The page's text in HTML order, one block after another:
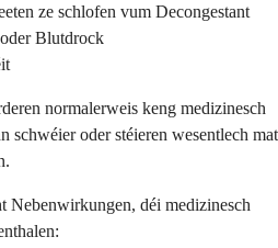
ze schlofen vum Decongestant
Blutdrock
normalerweis keng medizinesch
schwéier oder stéieren wesentlech mat
Nebenwirkungen, déi medizinesch